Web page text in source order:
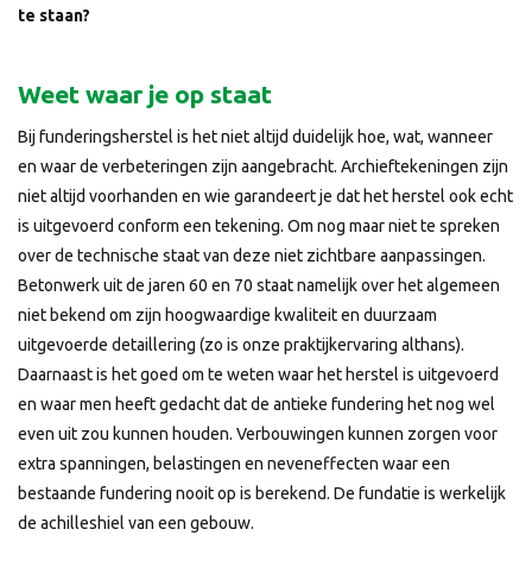
te staan?
Weet waar je op staat
Bij funderingsherstel is het niet altijd duidelijk hoe, wat, wanneer
en waar de verbeteringen zijn aangebracht. Archieftekeningen zijn
niet altijd voorhanden en wie garandeert je dat het herstel ook echt
is uitgevoerd conform een tekening. Om nog maar niet te spreken
over de technische staat van deze niet zichtbare aanpassingen.
Betonwerk uit de jaren 60 en 70 staat namelijk over het algemeen
niet bekend om zijn hoogwaardige kwaliteit en duurzaam
uitgevoerde detaillering (zo is onze praktijkervaring althans).
Daarnaast is het goed om te weten waar het herstel is uitgevoerd
en waar men heeft gedacht dat de antieke fundering het nog wel
even uit zou kunnen houden. Verbouwingen kunnen zorgen voor
extra spanningen, belastingen en neveneffecten waar een
bestaande fundering nooit op is berekend. De fundatie is werkelijk
de achilleshiel van een gebouw.